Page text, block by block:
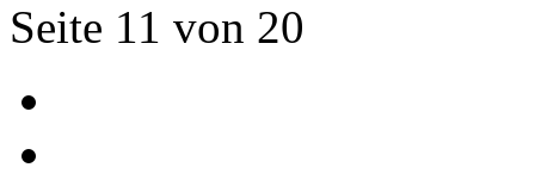
Seite 11 von 20